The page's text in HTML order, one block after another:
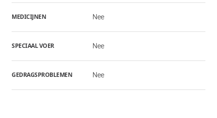
MEDICIJNEN Nee
SPECIAAL VOER Nee
GEDRAGSPROBLEMEN Nee